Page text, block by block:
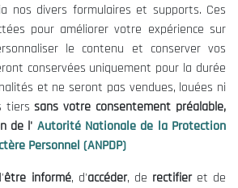
nos divers formulaires et supports. Ces
pour améliorer votre expérience sur
le contenu et conserver vos
conservées uniquement pour la durée
et ne seront pas vendues, louées ni
tierssans votre consentement préalable,
de l' Autorité Nationale de la Protection
Personnel (ANPDP)
être informé, d'accéder, de rectifieret de